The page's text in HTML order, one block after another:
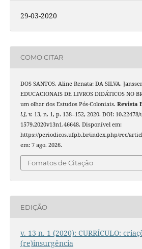
29-03-2020
COMO CITAR
DOS SANTOS, Aline Renata; DA SILVA,
EDUCACIONAIS DE LIVROS DIDÁTICOS NO
um olhar dos Estudos Pós-Coloniais. Revista
l.], v. 13, n. 1, p. 138–152, 2020. DOI:
1579.2020v13n1.46648. Disponível em:
https://periodicos.ufpb.br/index.php/rec/
em: 7 ago. 2026.
Fomatos de Citação
EDIÇÃO
v. 13 n. 1 (2020): CURRÍCULO:
(re)insurgência